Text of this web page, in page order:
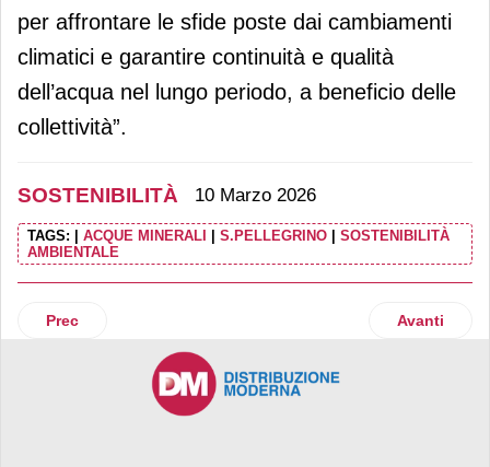
per affrontare le sfide poste dai cambiamenti
climatici e garantire continuità e qualità
dell’acqua nel lungo periodo, a beneficio delle
collettività”.
SOSTENIBILITÀ 10 Marzo 2026
TAGS: | ACQUE MINERALI | S.PELLEGRINO | SOSTENIBILITÀ
AMBIENTALE
Articolo precedente: Despar Nord rinnova il proprio
Prec Articolo
Avanti